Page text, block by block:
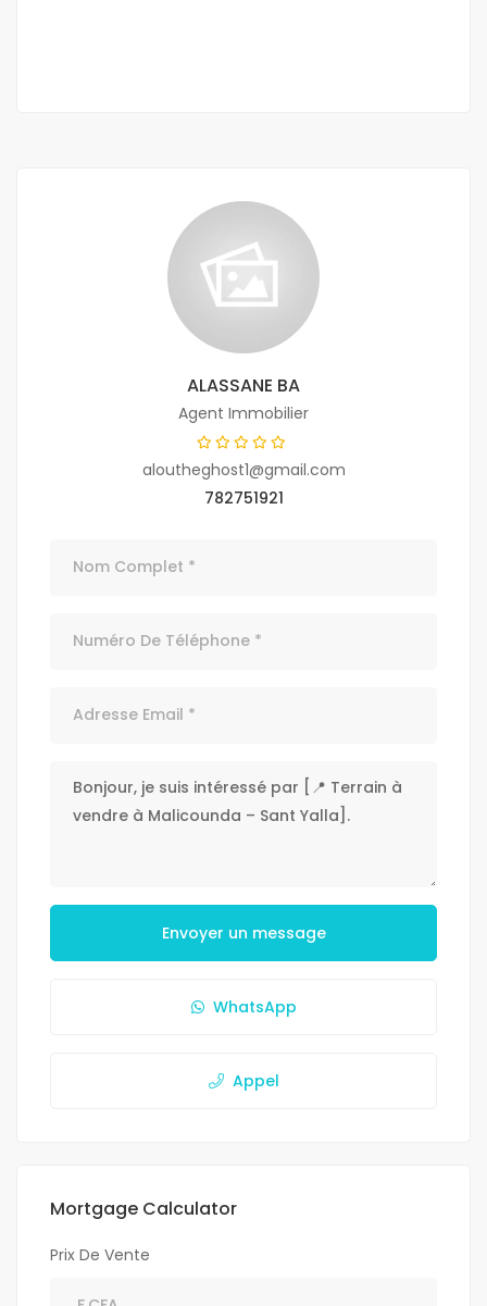
ALASSANE BA
Agent Immobilier
aloutheghost1@gmail.com
782751921
Envoyer un message
WhatsApp
Appel
Mortgage Calculator
Prix De Vente